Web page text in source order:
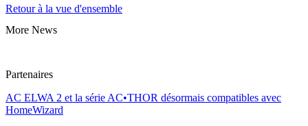
Retour à la vue d'ensemble
More News
Partenaires
AC ELWA 2 et la série AC•THOR désormais compatibles avec
HomeWizard